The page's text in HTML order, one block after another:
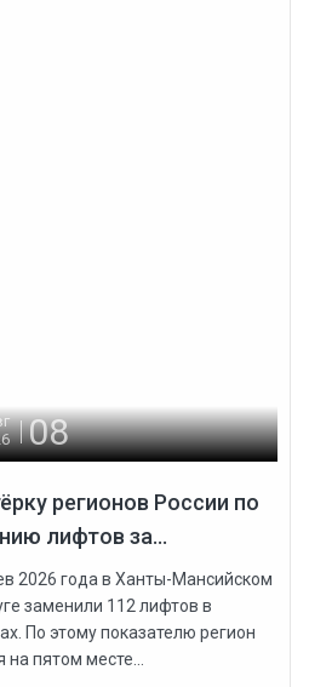
08
регионов России по
лифтов за...
2026 года в Ханты-Мансийском
заменили 112 лифтов в
По этому показателю регион
на пятом месте...